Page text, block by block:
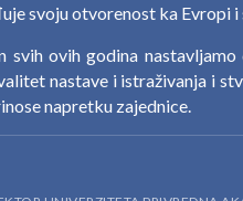
svoju otvorenost ka Evropi i
svih ovih godina
nastave i istraživanja i
napretku zajednice.